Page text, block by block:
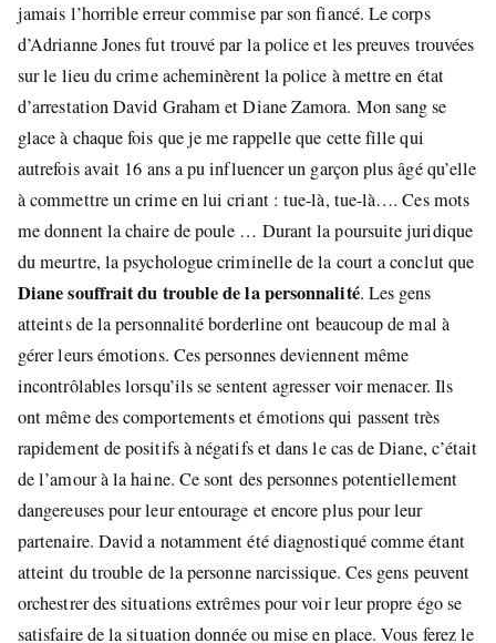
jamais l’horrible erreur commise par son fiancé. Le corps
d’Adrianne Jones fut trouvé par la police et les preuves trouvées
sur le lieu du crime acheminèrent la police à mettre en état
d’arrestation David Graham et Diane Zamora. Mon sang se
glace à chaque fois que je me rappelle que cette fille qui
autrefois avait 16 ans a pu influencer un garçon plus âgé qu’elle
à commettre un crime en lui criant : tue-là, tue-là…. Ces mots
me donnent la chaire de poule … Durant la poursuite juridique
du meurtre, la psychologue criminelle de la court a conclut que
Diane souffrait du trouble de la personnalité. Les gens
atteints de la personnalité borderline ont beaucoup de mal à
gérer leurs émotions. Ces personnes deviennent même
incontrôlables lorsqu’ils se sentent agresser voir menacer. Ils
ont même des comportements et émotions qui passent très
rapidement de positifs à négatifs et dans le cas de Diane, c’était
de l’amour à la haine. Ce sont des personnes potentiellement
dangereuses pour leur entourage et encore plus pour leur
partenaire. David a notamment été diagnostiqué comme étant
atteint du trouble de la personne narcissique. Ces gens peuvent
orchestrer des situations extrêmes pour voir leur propre égo se
satisfaire de la situation donnée ou mise en place. Vous ferez le